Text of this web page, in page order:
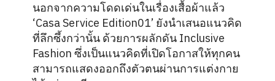
นอกจากความโดดเด่นในเรื่องเสื้อผ้าแล้ว
‘Casa Service Edition01’ ยังนำเสนอแนวคิด
ที่ลึกซึ้งกว่านั้น ด้วยการผลักดัน Inclusive
Fashion ซึ่งเป็นแนวคิดที่เปิดโอกาสให้ทุกคน
สามารถแสดงออกถึงตัวตนผ่านการแต่งกาย